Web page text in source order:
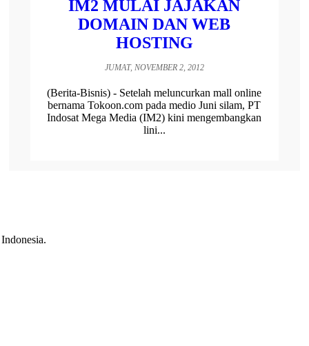
IM2 MULAI JAJAKAN
DOMAIN DAN WEB
HOSTING
JUMAT, NOVEMBER 2, 2012
(Berita-Bisnis) - Setelah meluncurkan mall online
bernama Tokoon.com pada medio Juni silam, PT
Indosat Mega Media (IM2) kini mengembangkan
lini...